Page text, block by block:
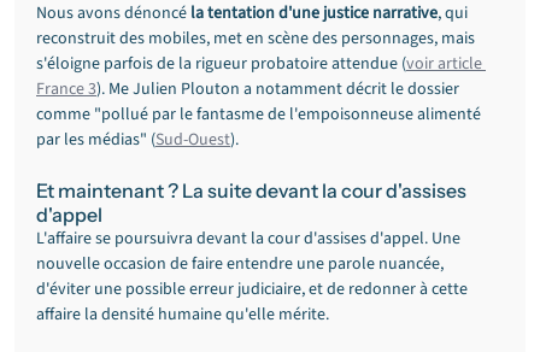
Nous avons dénoncé la tentation d'une justice narrative, qui
reconstruit des mobiles, met en scène des personnages, mais
s'éloigne parfois de la rigueur probatoire attendue (voir article
France 3). Me Julien Plouton a notamment décrit le dossier
comme "pollué par le fantasme de l'empoisonneuse alimenté
par les médias" (Sud-Ouest).
Et maintenant ? La suite devant la cour d'assises
d'appel
L'affaire se poursuivra devant la cour d'assises d'appel. Une
nouvelle occasion de faire entendre une parole nuancée,
d'éviter une possible erreur judiciaire, et de redonner à cette
affaire la densité humaine qu'elle mérite.